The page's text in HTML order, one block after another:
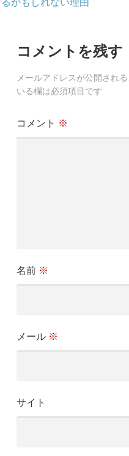
コメントを残す
メールアドレスが公開され
いる欄は必須項目です
コメント ※
名前 ※
メール ※
サイト